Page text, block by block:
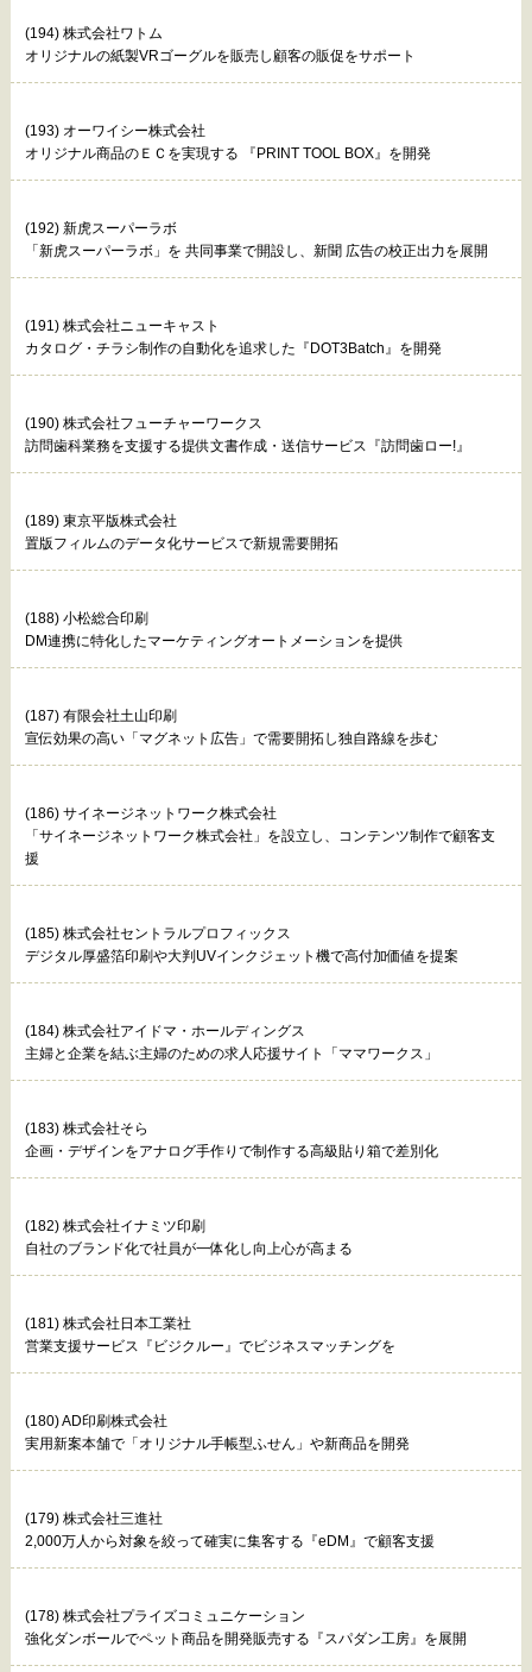
(194) 株式会社ワトム
オリジナルの紙製VRゴーグルを販売し顧客の販促をサポート
(193) オーワイシー株式会社
オリジナル商品のＥＣを実現する 『PRINT TOOL BOX』を開発
(192) 新虎スーパーラボ
「新虎スーパーラボ」を 共同事業で開設し、新聞 広告の校正出力を展開
(191) 株式会社ニューキャスト
カタログ・チラシ制作の自動化を追求した『DOT3Batch』を開発
(190) 株式会社フューチャーワークス
訪問歯科業務を支援する提供文書作成・送信サービス『訪問歯ロー!』
(189) 東京平版株式会社
置版フィルムのデータ化サービスで新規需要開拓
(188) 小松総合印刷
DM連携に特化したマーケティングオートメーションを提供
(187) 有限会社土山印刷
宣伝効果の高い「マグネット広告」で需要開拓し独自路線を歩む
(186) サイネージネットワーク株式会社
「サイネージネットワーク株式会社」を設立し、コンテンツ制作で顧客支
援
(185) 株式会社セントラルプロフィックス
デジタル厚盛箔印刷や大判UVインクジェット機で高付加価値を提案
(184) 株式会社アイドマ・ホールディングス
主婦と企業を結ぶ主婦のための求人応援サイト「ママワークス」
(183) 株式会社そら
企画・デザインをアナログ手作りで制作する高級貼り箱で差別化
(182) 株式会社イナミツ印刷
自社のブランド化で社員が一体化し向上心が高まる
(181) 株式会社日本工業社
営業支援サービス『ビジクルー』でビジネスマッチングを
(180) AD印刷株式会社
実用新案本舗で「オリジナル手帳型ふせん」や新商品を開発
(179) 株式会社三進社
2,000万人から対象を絞って確実に集客する『eDM』で顧客支援
(178) 株式会社プライズコミュニケーション
強化ダンボールでペット商品を開発販売する『スパダン工房』を展開